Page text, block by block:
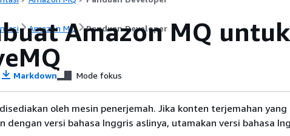
Amazon MQ Panduan Developer
Amazon MQ
Markdown Mode fokus
oleh mesin penerjemah. Jika konten terjemahan
dengan versi bahasa Inggris aslinya, utamakan versi bahasa